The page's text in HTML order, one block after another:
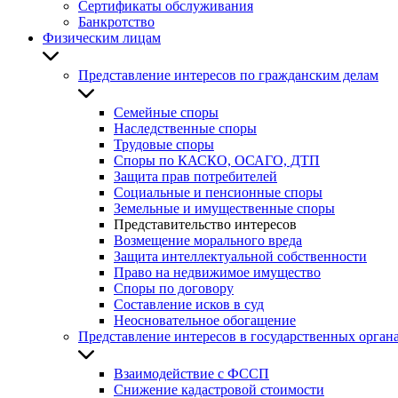
Сертификаты обслуживания
Банкротство
Физическим лицам
Представление интересов по гражданским делам
Семейные споры
Наследственные споры
Трудовые споры
Споры по КАСКО, ОСАГО, ДТП
Защита прав потребителей
Социальные и пенсионные споры
Земельные и имущественные споры
Представительство интересов
Возмещение морального вреда
Защита интеллектуальной собственности
Право на недвижимое имущество
Споры по договору
Составление исков в суд
Неосновательное обогащение
Представление интересов в государственных
Взаимодействие с ФССП
Снижение кадастровой стоимости